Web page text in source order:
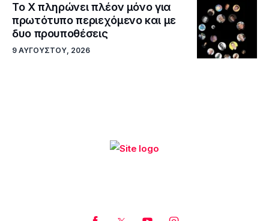
Το X πληρώνει πλέον μόνο για
πρωτότυπο περιεχόμενο και με
δυο προυποθέσεις
9 ΑΥΓΟΎΣΤΟΥ, 2026